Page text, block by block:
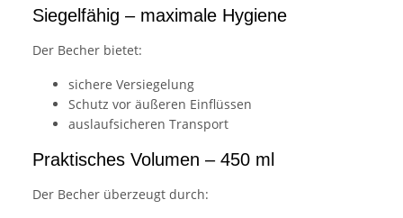
Siegelfähig – maximale Hygiene
Der Becher bietet:
sichere Versiegelung
Schutz vor äußeren Einflüssen
auslaufsicheren Transport
Praktisches Volumen – 450 ml
Der Becher überzeugt durch: